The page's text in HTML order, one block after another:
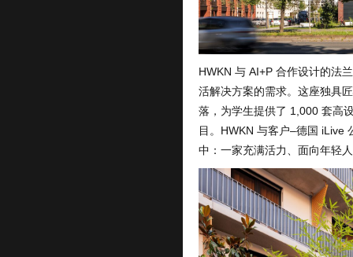
HWKN 与 AI+P 合作设计的法
活解决方案的需求。这座独具
落，为学生提供了 1,000 套高
目。HWKN 与客户–德国 iLive
中：一家充满活力、面向年轻